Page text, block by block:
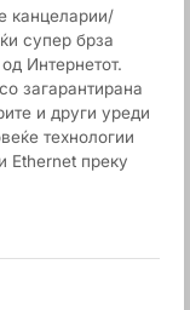
канцеларии/
супер брза
Интернетот.
загарантирана
и други уреди
технологии
Ethernet преку